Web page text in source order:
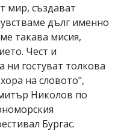
мир, създават
дълг именно
такава мисия,
Чест и
ни гостуват толкова
на словото",
Николов по
Бургас.